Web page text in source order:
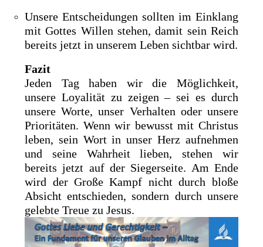
Unsere Entscheidungen sollten im Einklang
mit Gottes Willen stehen, damit sein Reich
bereits jetzt in unserem Leben sichtbar wird.
Fazit
Jeden Tag haben wir die Möglichkeit,
unsere Loyalität zu zeigen – sei es durch
unsere Worte, unser Verhalten oder unsere
Prioritäten. Wenn wir bewusst mit Christus
leben, sein Wort in unser Herz aufnehmen
und seine Wahrheit lieben, stehen wir
bereits jetzt auf der Siegerseite. Am Ende
wird der Große Kampf nicht durch bloße
Absicht entschieden, sondern durch unsere
gelebte Treue zu Jesus.